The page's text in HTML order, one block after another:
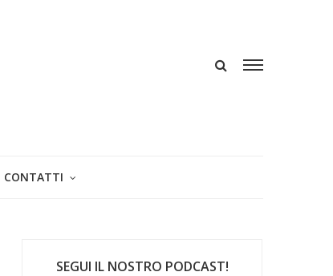
CONTATTI
SEGUI IL NOSTRO PODCAST!